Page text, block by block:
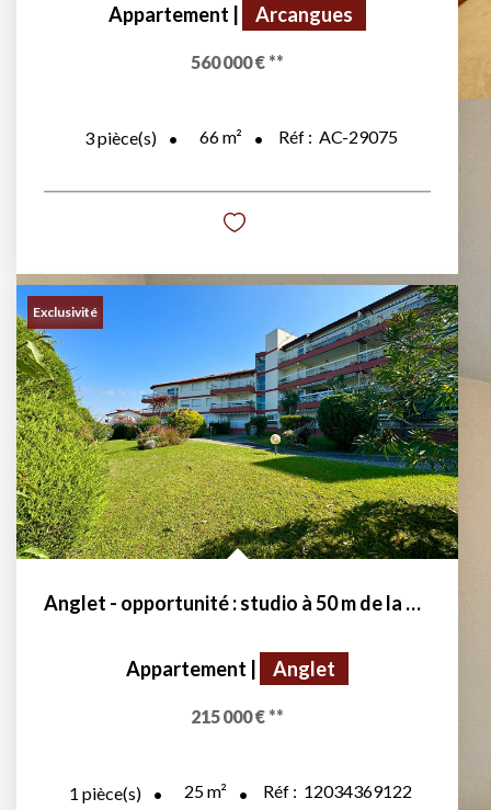
Appartement | Arcangues
560 000 € **
3pièce(s) 66m² Réf : AC-29075
Exclusivité
Anglet - opportunité : studio à 50 m de la plage
Appartement Anglet
215 000 € **
1 pièce(s) 25m² Réf : 12034369122